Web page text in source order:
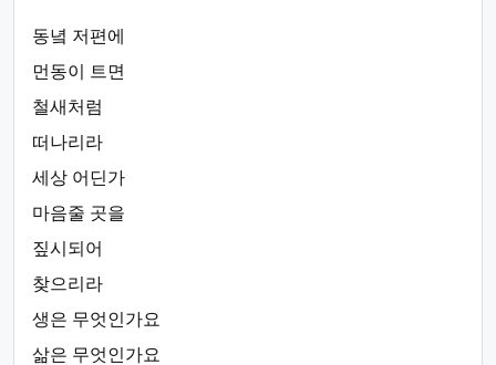
동녘 저편에
먼동이 트면
철새처럼
떠나리라
세상 어딘가
마음줄 곳을
짚시되어
찾으리라
생은 무엇인가요
삶은 무엇인가요